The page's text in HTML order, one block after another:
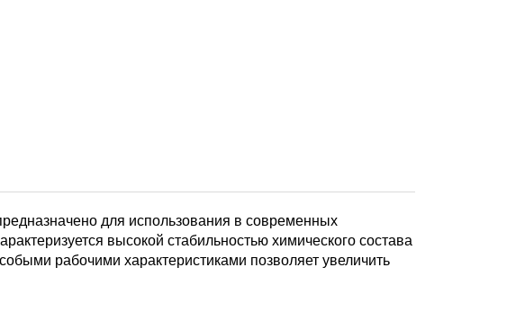
для использования в современных
высокой стабильностью химического состава
рабочими характеристиками позволяет увеличить